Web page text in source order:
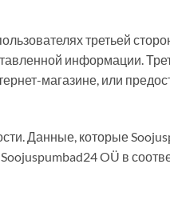
третьей
информации.
магазине, или
Данные, которые
OÜ в